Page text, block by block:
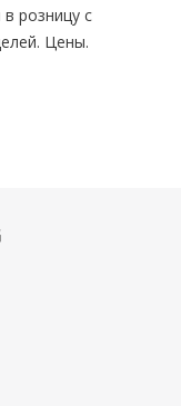
розницу с
Цены.